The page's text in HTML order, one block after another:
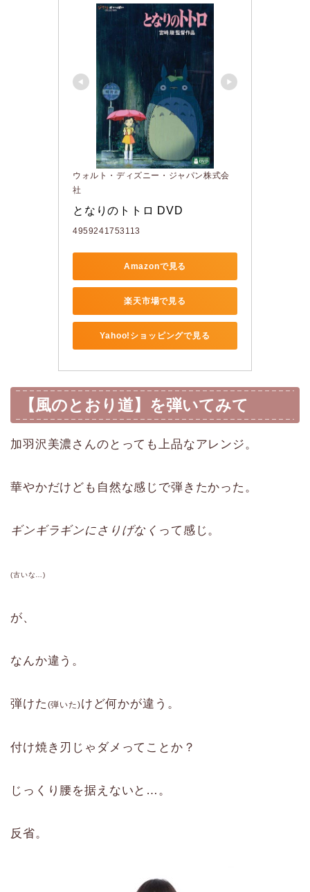
ウォルト・ディズニー・ジャパン株式会
社
となりのトトロ DVD
4959241753113
Amazonで見る
楽天市場で見る
Yahoo!ショッピングで見る
【風のとおり道】を弾いてみて
加羽沢美濃さんのとっても上品なアレンジ。
華やかだけども自然な感じで弾きたかった。
ギンギラギンにさりげなく って感じ。
(古いな…)
が、
なんか違う。
弾けた (弾いた)けど何かが違う。
付け焼き刃じゃダメってことか？
じっくり腰を据えないと…。
反省。